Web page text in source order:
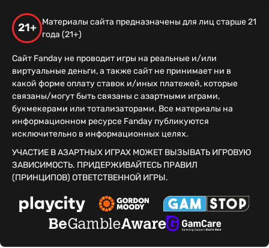
21+
Материалы сайта предназначены для лиц старше 21
года (21+)
Сайт Fanday не проводит игры на реальные и/или
виртуальные деньги, а также сайт не принимает ни в
какой форме оплату ставок и/иных платежей, которые
связаны/могут быть связаны с азартными играми,
букмекерами или тотализаторами. Все материалы на
информационном ресурсе Fanday публикуются
исключительно в информационных целях.
УЧАСТИЕ В АЗАРТНЫХ ИГРАХ МОЖЕТ ВЫЗЫВАТЬ ИГРОВУЮ
ЗАВИСИМОСТЬ. ПРИДЕРЖИВАЙТЕСЬ ПРАВИЛ
(ПРИНЦИПОВ) ОТВЕТСТВЕННОЙ ИГРЫ.